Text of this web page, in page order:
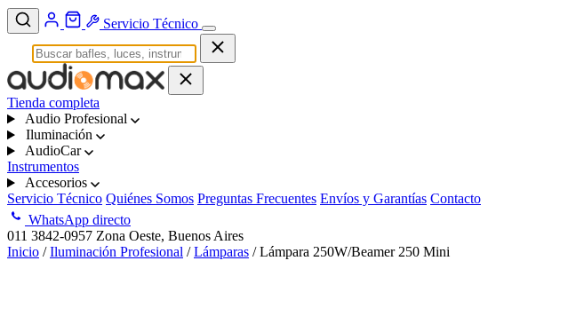
Servicio Técnico
Tienda completa
Audio Profesional
Iluminación
AudioCar
Instrumentos
Accesorios
Servicio Técnico Quiénes Somos Preguntas Frecuentes Envíos y Garantías Contacto
WhatsApp directo
011 3842-0957 Zona Oeste, Buenos Aires
Inicio /Iluminación Profesional /Lámparas / Lámpara 250W/Beamer 250 Mini